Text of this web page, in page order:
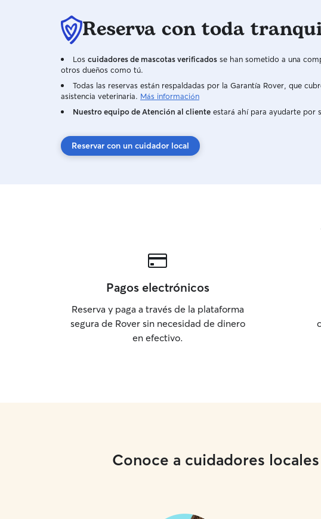
Reserva con toda
Los cuidadores de mascotas verificados se han sometido a una
otros dueños como tú.
Todas las reservas están respaldadas por la Garantía Rover, que
asistencia veterinaria. Más información
Nuestro equipo de Atención al cliente estará ahí para ayudarte por
Reservar con un cuidador local
Pagos electrónicos
Reserva y paga a través de la plataforma
segura de Rover sin necesidad de dinero
en efectivo.
Conoce a cuidadores